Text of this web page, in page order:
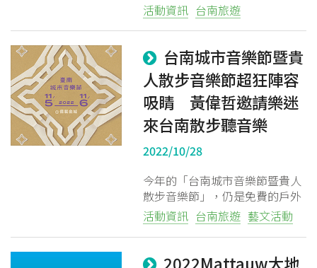
粉絲團 Line@ IG
活動資訊 台南旅遊
台南城市音樂節暨貴
人散步音樂節超狂陣容
吸睛 黃偉哲邀請樂迷
來台南散步聽音樂
2022/10/28
今年的「台南城市音樂節暨貴人
散步音樂節」，仍是免費的戶外
演出搭配收費的室內展演，是已
作出口碑逐漸成為台南市區最具
指標性的音樂盛事。
活動資訊 台南旅遊 藝文活動
2022Mattauw大地